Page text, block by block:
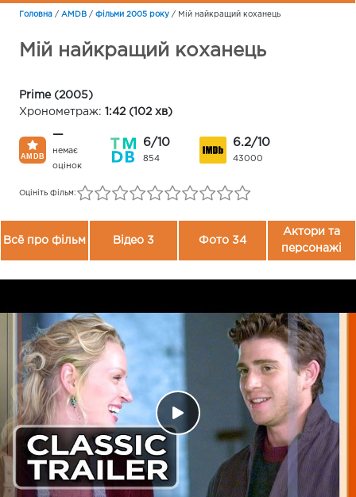
Головна / AMDB / Фільми 2005 року / Мій найкращий коханець
Мій найкращий коханець
Prime (2005)
Хронометраж: 1:42 (102 хв)
—
немає
оцінок
6/10
854
6.2/10
43000
Оцініть фільм:
Всё про фільм Відео 3 Фото 34
Актори та
персонажі